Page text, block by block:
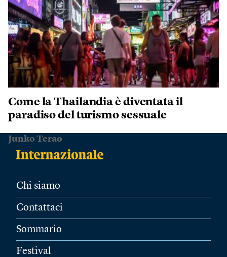
Come la Thailandia è diventata il
paradiso del turismo sessuale
Junko Terao
Chi siamo
Contattaci
Sommario
Festival